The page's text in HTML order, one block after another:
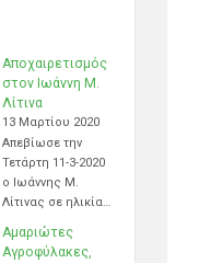
Αποχαιρετισμός
στον Ιωάννη Μ.
Λίτινα
13 Μαρτίου 2020
Απεβίωσε την
Τετάρτη 11-3-2020
ο Ιωάννης Μ.
Λίτινας σε ηλικία…
Αμαριώτες
Αγροφύλακες,